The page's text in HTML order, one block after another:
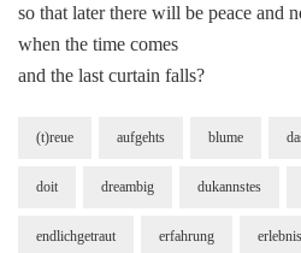
so that later there will be peace and
when the time comes
and the last curtain falls?
(t)reue aufgehts blume
doit dreambig dukannstes
endlichgetraut erfahrung erlebnis